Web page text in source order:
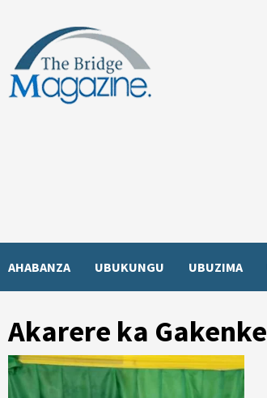
content
AHABANZA UBUKUNGU UBUZIMA
Akarere ka Gakenke